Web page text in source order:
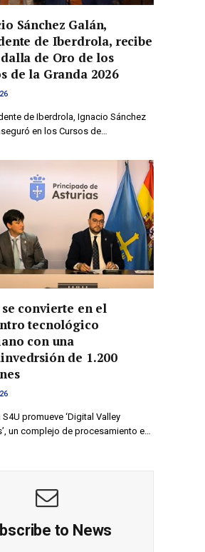
Sánchez Galán,
de Iberdrola, recibe
de Oro de los
de la Granda 2026
de Iberdrola, Ignacio Sánchez
en los Cursos de…
se convierte en el
tecnológico
con una
de 1.200
S4U promueve ‘Digital Valley
un complejo de procesamiento e…
to News